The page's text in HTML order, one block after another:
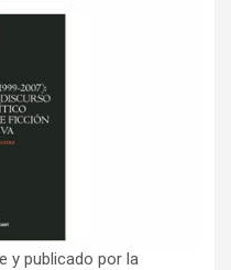
y publicado por la